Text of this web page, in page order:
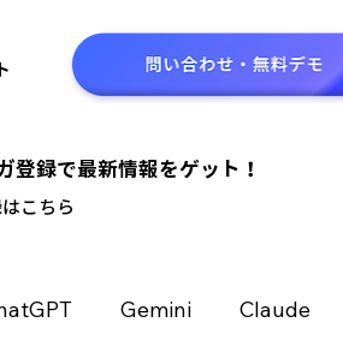
録で最新情報をゲット！
こちら
Gemini Claude